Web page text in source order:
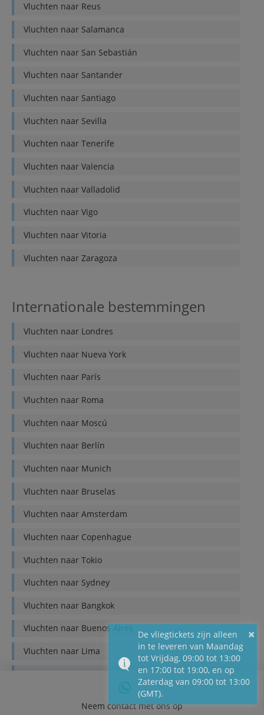
Vluchten naar Reus
Vluchten naar Salamanca
Vluchten naar San Sebastián
Vluchten naar Santander
Vluchten naar Santiago
Vluchten naar Sevilla
Vluchten naar Tenerife
Vluchten naar Valencia
Vluchten naar Valladolid
Vluchten naar Vigo
Vluchten naar Vitoria
Vluchten naar Zaragoza
Internationale bestemmingen
Vluchten naar Londres
Vluchten naar Nueva York
Vluchten naar París
Vluchten naar Roma
Vluchten naar Moscú
Vluchten naar Berlín
Vluchten naar Munich
Vluchten naar Bruselas
Vluchten naar Amsterdam
Vluchten naar Copenhague
Vluchten naar Tokio
Vluchten naar Sydney
Vluchten naar Bangkok
Vluchten naar Buenos Aires
Vluchten naar Lima
Neem contact met ons op
×
De vliegtickets zijn alleen
in te leveren van Maandag
tot Vrijdag, 09:00 tot 13:00
en 17:00 tot 19:00, en op
Zaterdag van 09:00 tot 13:00
(GMT).